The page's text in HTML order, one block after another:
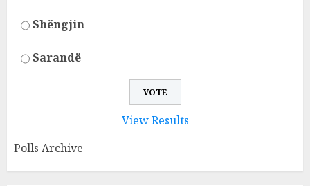
Shëngjin
Sarandë
View Results
Polls Archive